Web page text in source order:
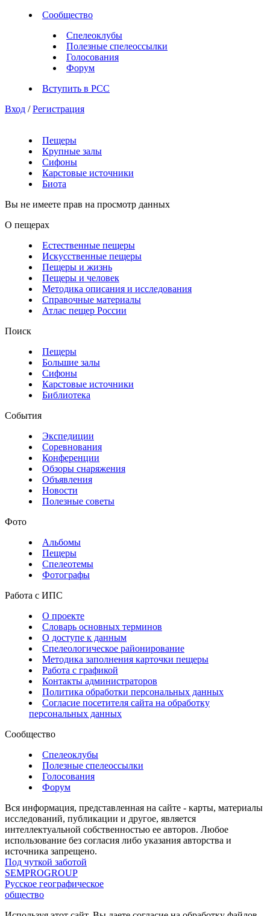
Сообщество
Спелеоклубы
Полезные спелеоссылки
Голосования
Форум
Вступить в РСС
Вход / Регистрация
Пещеры
Крупные залы
Сифоны
Карстовые источники
Биота
Вы не имеете прав на просмотр данных
О пещерах
Естественные пещеры
Искусственные пещеры
Пещеры и жизнь
Пещеры и человек
Методика описания и исследования
Справочные материалы
Атлас пещер России
Поиск
Пещеры
Большие залы
Сифоны
Карстовые источники
Библиотека
События
Экспедиции
Соревнования
Конференции
Обзоры снаряжения
Объявления
Новости
Полезные советы
Фото
Альбомы
Пещеры
Спелеотемы
Фотографы
Работа с ИПС
О проекте
Словарь основных терминов
О доступе к данным
Спелеологическое районирование
Методика заполнения карточки пещеры
Работа с графикой
Контакты администраторов
Политика обработки персональных данных
Согласие посетителя сайта на обработку
персональных данных
Сообщество
Спелеоклубы
Полезные спелеоссылки
Голосования
Форум
Вся информация, представленная на сайте - карты, материалы
исследований, публикации и другое, является
интеллектуальной собственностью ее авторов. Любое
использование без согласия либо указания авторства и
источника запрещено.
Под чуткой заботой
SEMPROGROUP
Русское географическое
общество